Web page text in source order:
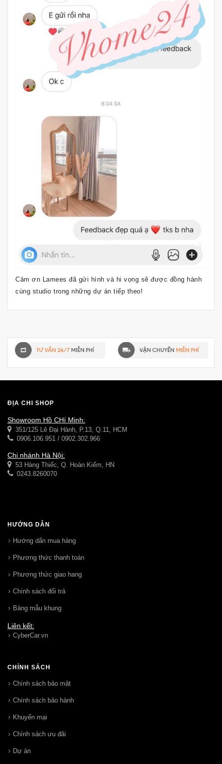
Cảm ơn Lamees đã gửi hình và hi vọng sẽ được đồng hành
cùng studio trong những dự án tiếp theo!
ĐỊA CHỈ SHOP
Showroom Hồ CHí Minh:
351/125 Lê Đại Hành, P.13, Q.11, HCM
0906.106.951 / 0902.302.966
Chi nhánh Hà Nội:
53 Hàng Thiếc, Q. Hoàn Kiếm, HN
0243.8260070
HƯỚNG DẪN
Hướng dẩn mua hàng
Phương thức thanh toán
Phương thức giao hang
Chính sách đổi trả
Bảng mẫu khung
Liên kết:
CyberCar.vn
CHÍNH SÁCH
Chính sách bảo mật
Chính sách bảo hành
Khuyến mại
Chính sách ưu đãi
Dự án